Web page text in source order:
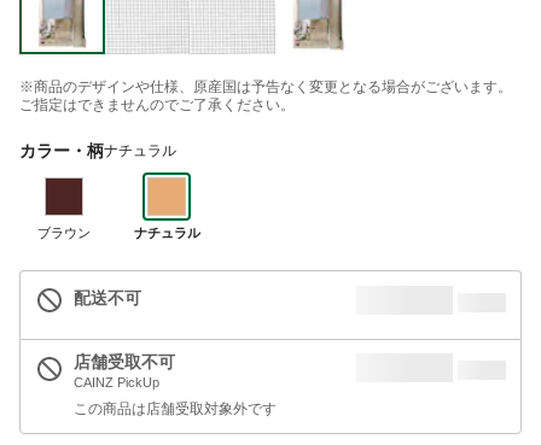
※商品のデザインや仕様、原産国は予告なく変更となる場合がございます。
ご指定はできませんのでご了承ください。
カラー・柄ナチュラル
ブラウン ナチュラル
配送不可
店舗受取不可
CAINZ PickUp
この商品は店舗受取対象外です